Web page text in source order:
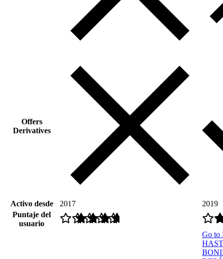
Offers
Derivatives
Activo desde 2017
2019
Puntaje del
usuario
Go to